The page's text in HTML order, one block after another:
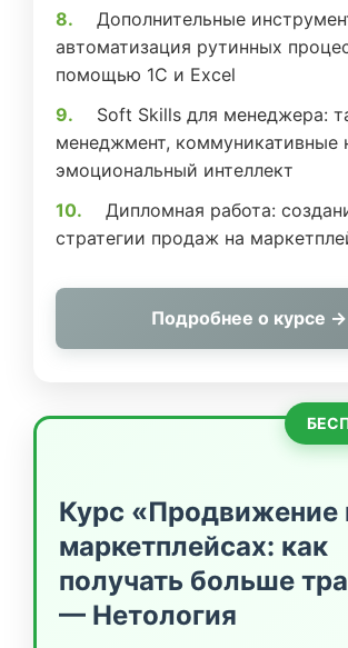
Дополнительные
автоматизация рутинных
помощью 1С и Excel
Soft Skills для менеджера:
менеджмент, коммуникативные
эмоциональный интеллект
Дипломная работа:
стратегии продаж на
Подробнее о курсе →
Курс «Продвижение
маркетплейсах: как
получать больше
— Нетология